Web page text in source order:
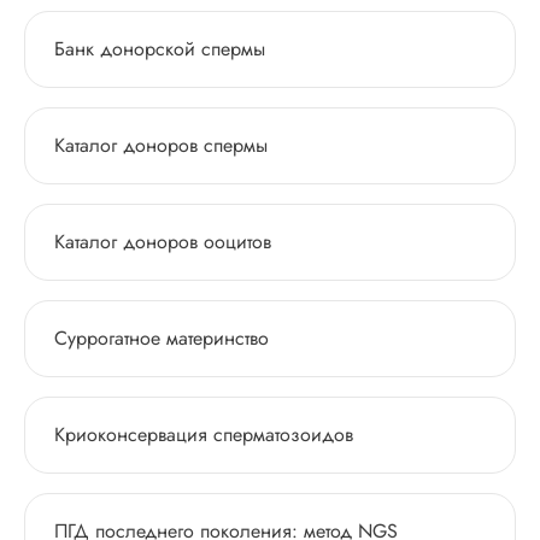
Банк донорской спермы
Каталог доноров спермы
Каталог доноров ооцитов
Суррогатное материнство
Криоконсервация сперматозоидов
ПГД последнего поколения: метод NGS